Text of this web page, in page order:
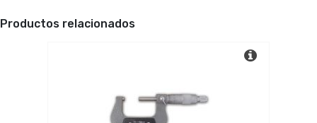
Productos relacionados